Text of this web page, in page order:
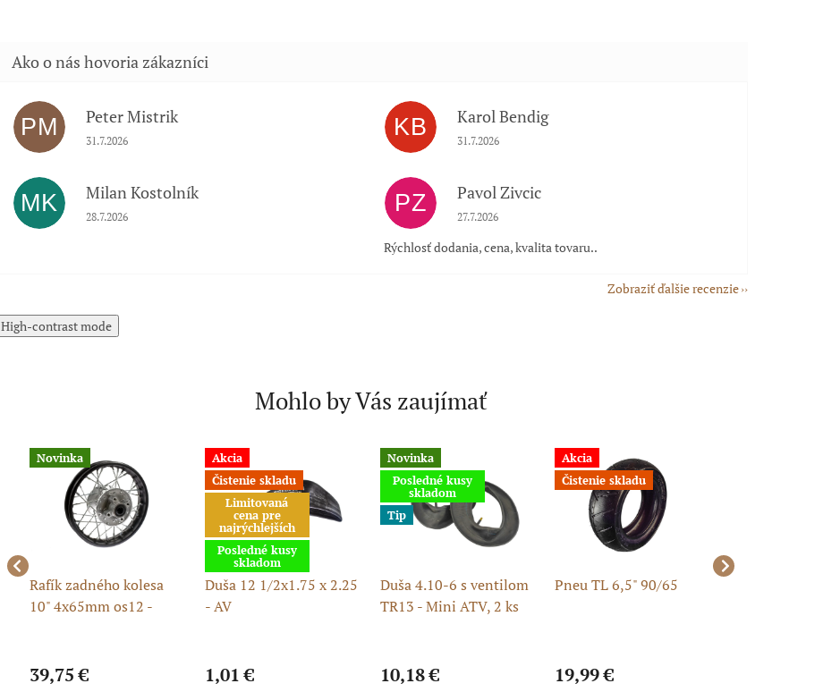
PM Peter Mistrik
Hodnotenie obchodu je 5 z 5 hviezdičiek.
31.7.2026
KB Karol Bendig
Hodnotenie obchodu je 5 z 5 hviezdičiek.
31.7.2026
MK Milan Kostolník
Hodnotenie obchodu je 5 z 5 hviezdičiek.
28.7.2026
PZ Pavol Zivcic
Hodnotenie obchodu je 5 z 5 hviezdičiek.
27.7.2026
Rýchlosť dodania, cena, kvalita tovaru..
Zobraziť ďalšie recenzie
High-contrast mode
Mohlo by Vás zaujímať
Novinka
Rafík zadného kolesa
10" 4x65mm os12 -
39,75 €
Akcia
Čistenie skladu
Limitovaná
cena pre
najrýchlejších
Posledné kusy
skladom
Duša 12 1/2x1.75 x 2.25
- AV
1,01 €
Novinka
Posledné kusy
skladom
Tip
Duša 4.10-6 s ventilom
TR13 - Mini ATV, 2 ks
10,18 €
Akcia
Čistenie skladu
Pneu TL 6,5" 90/65
19,99 €